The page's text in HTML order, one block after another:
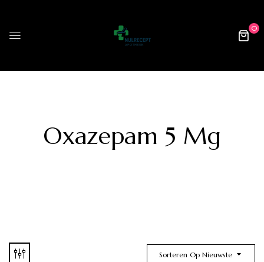
0
Oxazepam 5 Mg
Sorteren Op Nieuwste